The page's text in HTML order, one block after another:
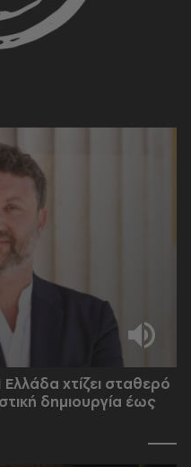
χτίζει σταθερό
δημιουργία έως